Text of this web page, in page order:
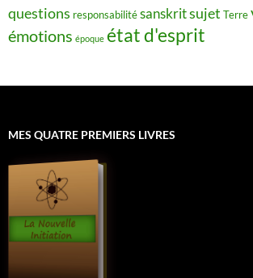
questions responsabilitésanskritsujet Terre
émotions époque état d'esprit
MES QUATRE PREMIERS LIVRES